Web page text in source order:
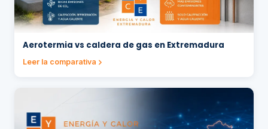
Aerotermia vs caldera de gas en Extremadura
Leer la comparativa